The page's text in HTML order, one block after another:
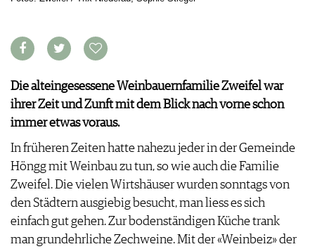
EXTRAS
AUSGABE
ARCHIV
VORTEILSWELT
BILDSTRECKEN
WEINWIRTSCHAFT
WEINSZENE
PORTRAITS
VINOPHILES
AWARDS
GEWINNSPIELE
VORTEILSWELT
TRINKREIFETABELLE
ABO
WEINSUCHE
NEWSLETTER
WINE TRADE CLUB
Die alteingesessene Weinbauernfamilie Zweifel war
ihrer Zeit und Zunft mit dem Blick nach vorne schon
immer etwas voraus.
In früheren Zeiten hatte nahezu jeder in der Gemeinde
Höngg mit Weinbau zu tun, so wie auch die Familie
Zweifel. Die vielen Wirtshäuser wurden sonntags von
den Städtern ausgiebig besucht, man liess es sich
einfach gut gehen. Zur bodenständigen Küche trank
man grundehrliche Zechweine. Mit der «Weinbeiz» der